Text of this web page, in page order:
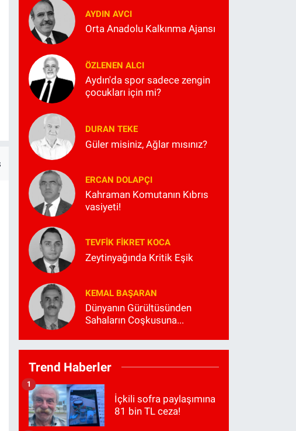
AYDIN AVCI
Orta Anadolu Kalkınma Ajansı
ÖZLENEN ALCI
Aydın'da spor sadece zengin
çocukları için mi?
DURAN TEKE
Güler misiniz, Ağlar mısınız?
ERCAN DOLAPÇI
Kahraman Komutanın Kıbrıs
vasiyeti!
TEVFIK FIKRET KOCA
Zeytinyağında Kritik Eşik
KEMAL BAŞARAN
Dünyanın Gürültüsünden
Sahaların Coşkusuna...
Trend Haberler
İçkili sofra paylaşımına
81 bin TL ceza!
1